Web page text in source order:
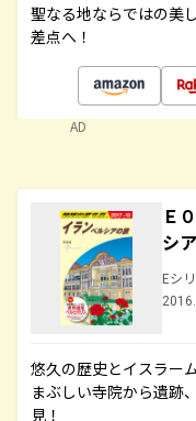
聖なる地ならではの美
差点へ！
AD
Ｅ
シ
Eシ
悠久の歴史とイスラー
まぶしい寺院から遺跡
見！